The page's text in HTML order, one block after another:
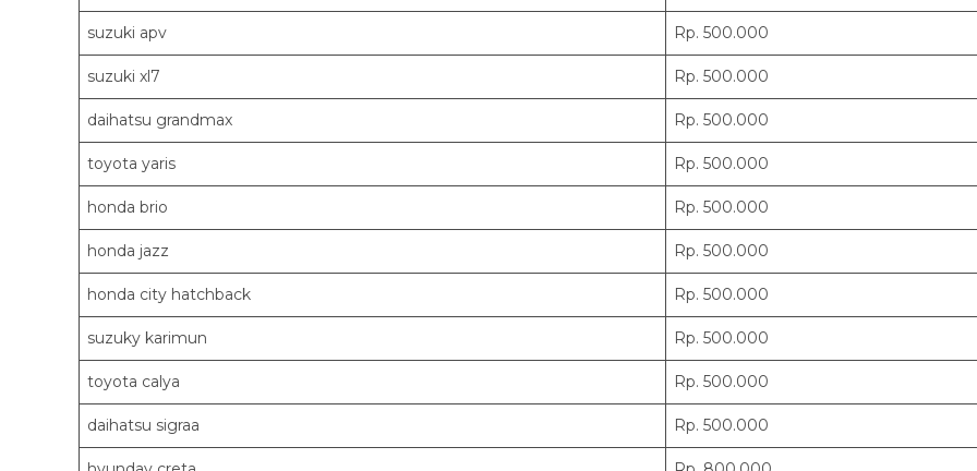
suzuki apv Rp. 500.000
suzuki xl7 Rp. 500.000
daihatsu grandmax Rp. 500.000
toyota yaris Rp. 500.000
honda brio Rp. 500.000
honda jazz Rp. 500.000
honda city hatchback Rp. 500.000
suzuky karimun Rp. 500.000
toyota calya Rp. 500.000
daihatsu sigraa Rp. 500.000